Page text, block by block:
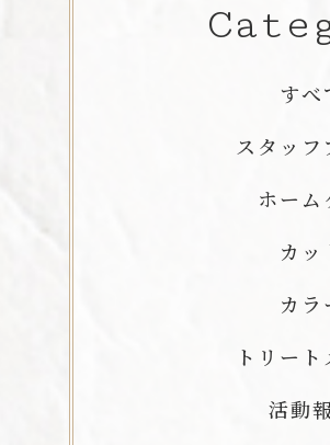
すべ
スタッフ
ホーム
カッ
カラ
トリー
活動